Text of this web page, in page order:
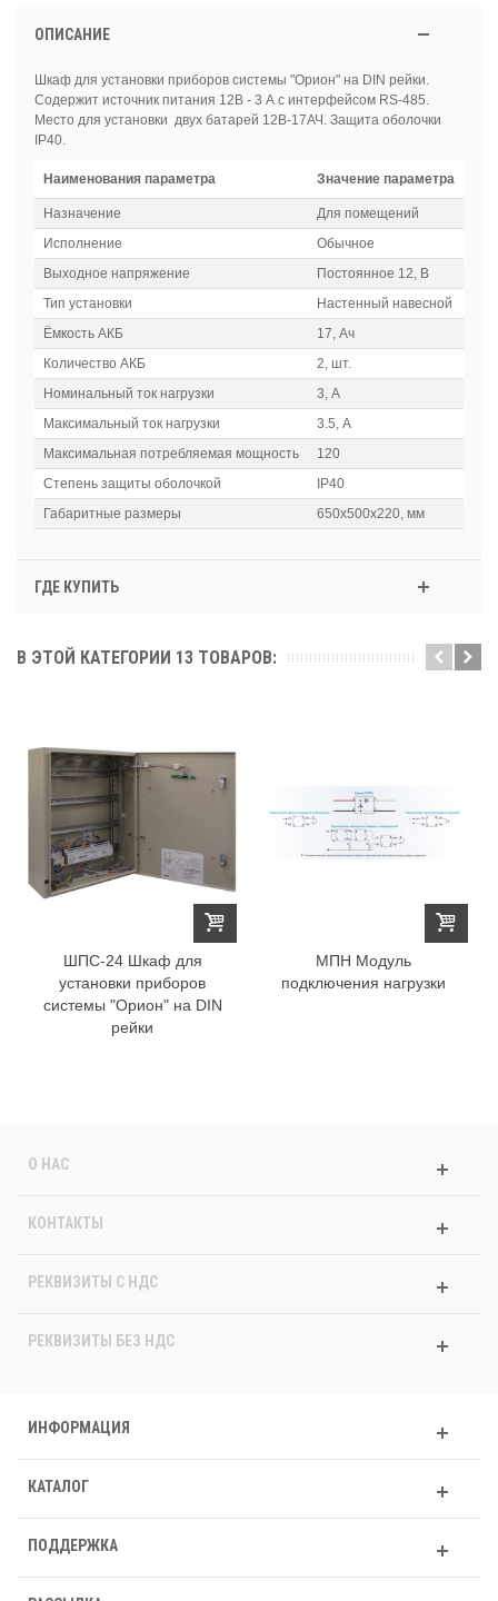
ОПИСАНИЕ
Шкаф для установки приборов системы "Орион" на DIN рейки.
Содержит источник питания 12В - 3 А с интерфейсом RS-485.
Место для установки двух батарей 12В-17АЧ. Защита оболочки
IP40.
Наименования параметра Значение параметра
Назначение
Для помещений
Исполнение
Обычное
Выходное напряжение
Постоянное 12, В
Тип установки
Настенный навесной
Ёмкость АКБ
17, Ач
Количество АКБ
2, шт.
Номинальный ток нагрузки
3, А
Максимальный ток нагрузки
3.5, А
Максимальная потребляемая мощность
120
Степень защиты оболочкой
IР40
Габаритные размеры
650х500х220, мм
ГДЕ КУПИТЬ
В ЭТОЙ КАТЕГОРИИ 13 ТОВАРОВ:
ШПС-24 Шкаф для
установки приборов
системы "Орион" на DIN
рейки
МПН Модуль
подключения нагрузки
О НАС
КОНТАКТЫ
РЕКВИЗИТЫ C НДС
РЕКВИЗИТЫ БЕЗ НДС
ИНФОРМАЦИЯ
КАТАЛОГ
ПОДДЕРЖКА